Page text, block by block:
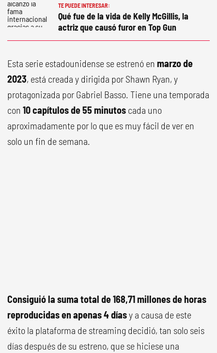
TE PUEDE INTERESAR:
Qué fue de la vida de Kelly McGillis, la
actriz que causó furor en Top Gun
Esta serie estadounidense se estrenó en marzo de
2023, está creada y dirigida por Shawn Ryan, y
protagonizada por Gabriel Basso. Tiene una temporada
con 10 capítulos de 55 minutos cada uno
aproximadamente por lo que es muy fácil de ver en
solo un fin de semana.
Consiguió la suma total de 168,71 millones de horas
reproducidas en apenas 4 díasy a causa de este
éxito la plataforma de streaming decidió, tan solo seis
días después de su estreno, que se hiciese una